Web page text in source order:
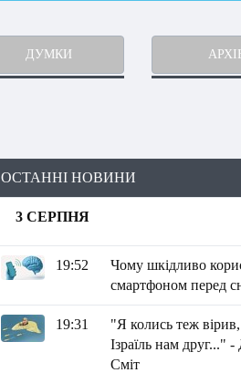
ДУМКИ
ОСТАННІ НОВИНИ
3 СЕРПНЯ
19:52
Чому шкідливо
смартфоном перед
19:31
"Я колись теж
Ізраїль нам друг..."
Сміт